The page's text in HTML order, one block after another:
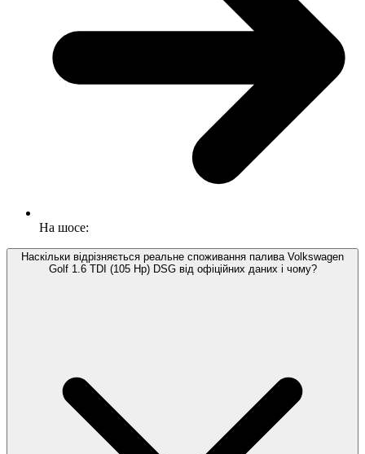
На шосе:
Наскільки відрізняється реальне споживання палива Volkswagen
Golf 1.6 TDI (105 Hp) DSG від офіційних даних і чому?